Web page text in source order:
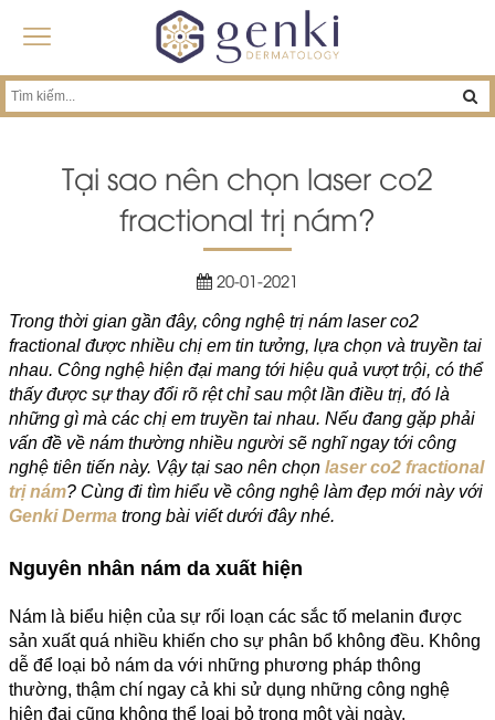
Tại sao nên chọn laser co2
fractional trị nám?
20-01-2021
Trong thời gian gần đây, công nghệ trị nám laser co2
fractional được nhiều chị em tin tưởng, lựa chọn và truyền tai
nhau. Công nghệ hiện đại mang tới hiệu quả vượt trội, có thể
thấy được sự thay đổi rõ rệt chỉ sau một lần điều trị, đó là
những gì mà các chị em truyền tai nhau. Nếu đang gặp phải
vấn đề về nám thường nhiều người sẽ nghĩ ngay tới công
nghệ tiên tiến này. Vậy tại sao nên chọn laser co2 fractional
trị nám? Cùng đi tìm hiểu về công nghệ làm đẹp mới này với
Genki Derma trong bài viết dưới đây nhé.
Nguyên nhân nám da xuất hiện
Nám là biểu hiện của sự rối loạn các sắc tố melanin được
sản xuất quá nhiều khiến cho sự phân bổ không đều. Không
dễ để loại bỏ nám da với những phương pháp thông
thường, thậm chí ngay cả khi sử dụng những công nghệ
hiện đại cũng không thể loại bỏ trong một vài ngày.